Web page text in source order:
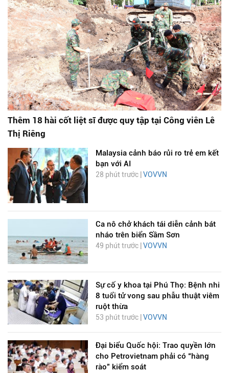
Thêm 18 hài cốt liệt sĩ được quy tập tại Công viên Lê
Thị Riêng
Malaysia cảnh báo rủi ro trẻ em kết
bạn với AI
28 phút trước | VOVVN
Ca nô chở khách tái diễn cảnh bát
nháo trên biển Sầm Sơn
49 phút trước | VOVVN
Sự cố y khoa tại Phú Thọ: Bệnh nhi
8 tuổi tử vong sau phẫu thuật viêm
ruột thừa
53 phút trước |VOVVN
Đại biểu Quốc hội: Trao quyền lớn
cho Petrovietnam phải có “hàng
rào” kiểm soát